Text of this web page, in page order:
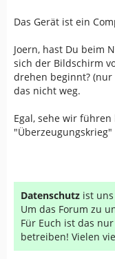
Das Gerät ist ein
Joern, hast Du beim
sich der Bildschirm
drehen beginnt?
das nicht weg.
Egal, sehe wir
"Überzeugungskrieg"
Datenschutz ist
Um das Forum zu
Für Euch ist das
betreiben! Vielen